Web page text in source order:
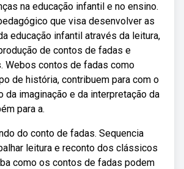
na educação infantil e no ensino.
que visa desenvolver as
educação infantil através da leitura,
de contos de fadas e
Webos contos de fadas como
de história, contribuem para com o
da imaginação e da interpretação da
para a.
do conto de fadas. Sequencia
leitura e reconto dos clássicos
como os contos de fadas podem